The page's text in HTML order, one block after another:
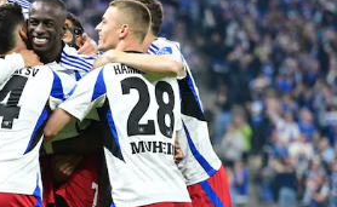
& Co KG 2026